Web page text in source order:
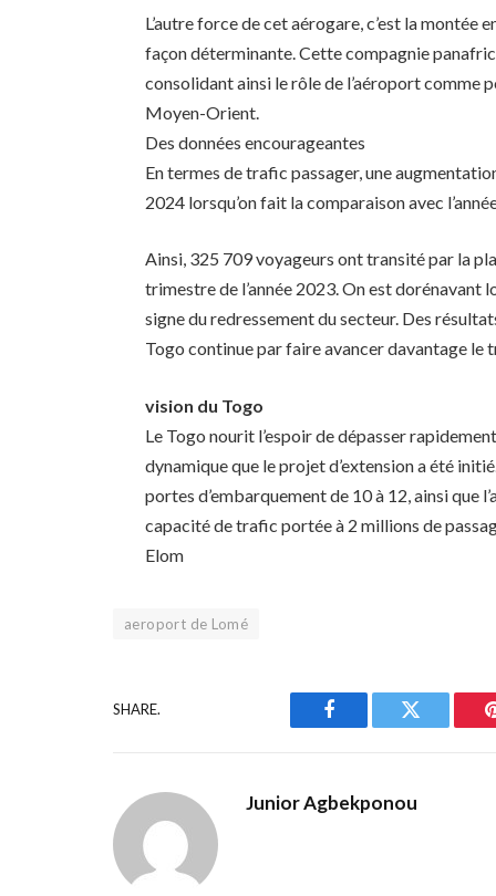
L’autre force de cet aérogare, c’est la montée
façon déterminante. Cette compagnie
consolidant ainsi le rôle de l’aéroport comme
Moyen-Orient.
Des données encourageantes
En termes de trafic passager, une
2024 lorsqu’on fait la comparaison avec
Ainsi, 325 709 voyageurs ont transité par la
trimestre de l’année 2023. On est
signe du redressement du secteur. Des
Togo continue par faire avancer davantage le
vision du Togo
Le Togo nourit l’espoir de dépasser
dynamique que le projet d’extension a été
portes d’embarquement de 10 à 12, ainsi que
capacité de trafic portée à 2 millions de
Elom
aeroport de Lomé
SHARE.
Facebook Twitter
Junior Agbekponou